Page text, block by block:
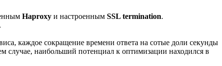
Haproxy и настроенным SSL termination.
каждое сокращение времени ответа на сотые доли секунды
случае, наибольший потенциал к оптимизации находился в